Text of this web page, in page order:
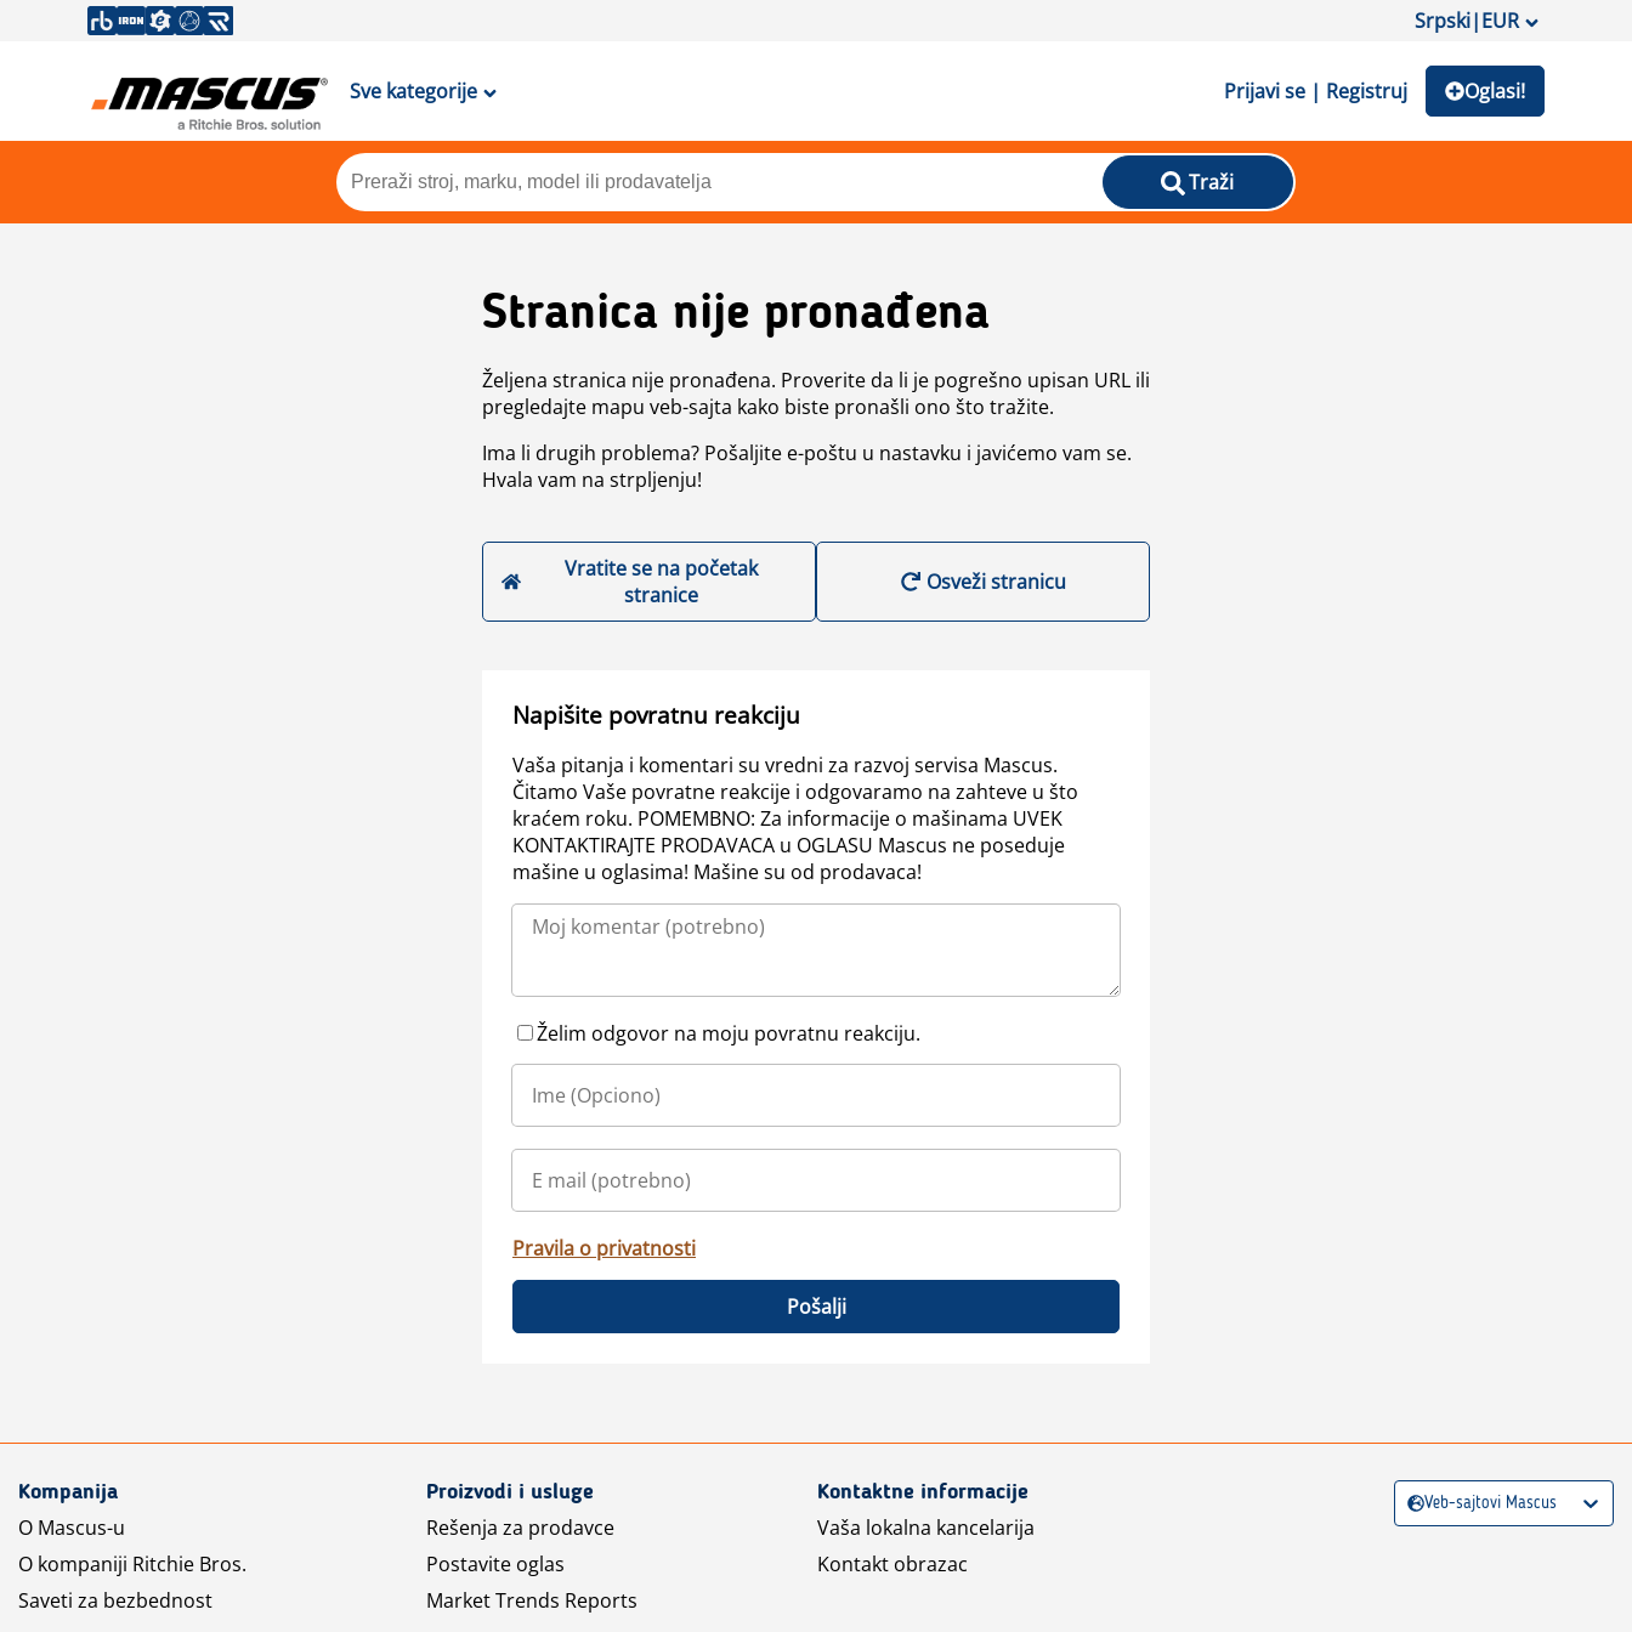
Srpski|EUR
Sve kategorije Prijavi se | Registruj Oglasi!
Traži
Stranica nije pronađena
Željena stranica nije pronađena. Proverite da li je pogrešno upisan URL ili
pregledajte mapu veb-sajta kako biste pronašli ono što tražite.
Ima li drugih problema? Pošaljite e-poštu u nastavku i javićemo vam se.
Hvala vam na strpljenju!
Vratite se na početak
stranice
Osveži stranicu
Napišite povratnu reakciju
Vaša pitanja i komentari su vredni za razvoj servisa Mascus.
Čitamo Vaše povratne reakcije i odgovaramo na zahteve u što
kraćem roku. POMEMBNO: Za informacije o mašinama UVEK
KONTAKTIRAJTE PRODAVACA u OGLASU Mascus ne poseduje
mašine u oglasima! Mašine su od prodavaca!
Želim odgovor na moju povratnu reakciju.
Pravila o privatnosti
Pošalji
Kompanija
O Mascus-u
O kompaniji Ritchie Bros.
Saveti za bezbednost
Proizvodi i usluge
Rešenja za prodavce
Postavite oglas
Market Trends Reports
Kontaktne informacije
Vaša lokalna kancelarija
Kontakt obrazac
Veb-sajtovi Mascus